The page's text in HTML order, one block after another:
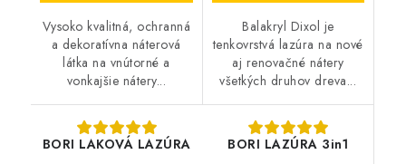
Vysoko kvalitná, ochranná
a dekoratívna náterová
látka na vnútorné a
vonkajšie nátery...
Balakryl Dixol je
tenkovrstvá lazúra na nové
aj renovačné nátery
všetkých druhov dreva...
BORI LAKOVÁ LAZÚRA BORI LAZÚRA 3in1